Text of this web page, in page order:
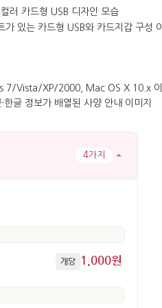
4가지
개당 1,000원